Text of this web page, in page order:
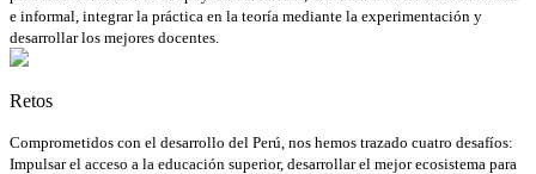
e informal, integrar la práctica en la teoría mediante la experimentación y
desarrollar los mejores docentes.
Retos
Comprometidos con el desarrollo del Perú, nos hemos trazado cuatro desafíos:
Impulsar el acceso a la educación superior, desarrollar el mejor ecosistema para